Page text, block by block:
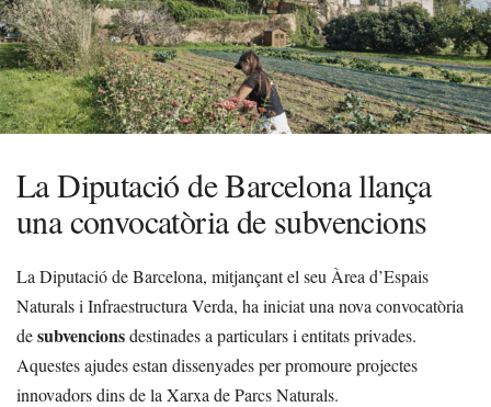
La Diputació de Barcelona llança
una convocatòria de subvencions
La Diputació de Barcelona, mitjançant el seu Àrea d’Espais
Naturals i Infraestructura Verda, ha iniciat una nova convocatòria
desubvencionsdestinades a particulars i entitats privades.
Aquestes ajudes estan dissenyades per promoure projectes
innovadors dins de la Xarxa de Parcs Naturals.